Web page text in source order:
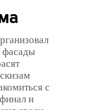
фасады
с
и